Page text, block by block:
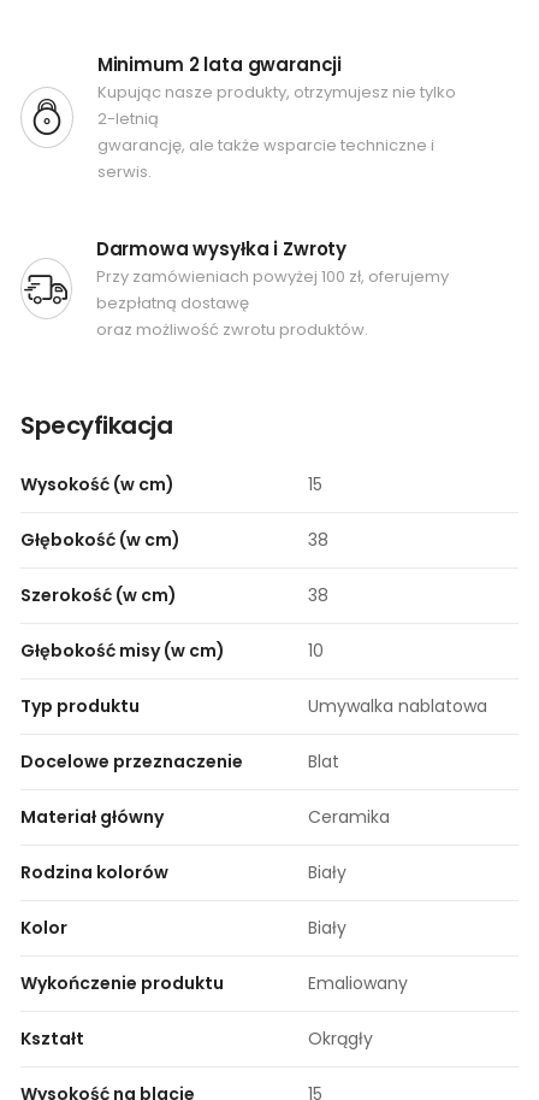
Minimum 2 lata gwarancji
Kupując nasze produkty, otrzymujesz nie tylko
2-letnią
gwarancję, ale także wsparcie techniczne i
serwis.
Darmowa wysyłka i Zwroty
Przy zamówieniach powyżej 100 zł, oferujemy
bezpłatną dostawę
oraz możliwość zwrotu produktów.
Specyfikacja
Wysokość (w cm) 15
Głębokość (w cm) 38
Szerokość (w cm) 38
Głębokość misy (w cm) 10
Typ produktu Umywalka nablatowa
Docelowe przeznaczenie Blat
Materiał główny Ceramika
Rodzina kolorów Biały
Kolor Biały
Wykończenie produktu Emaliowany
Kształt Okrągły
Wysokość na blacie 15